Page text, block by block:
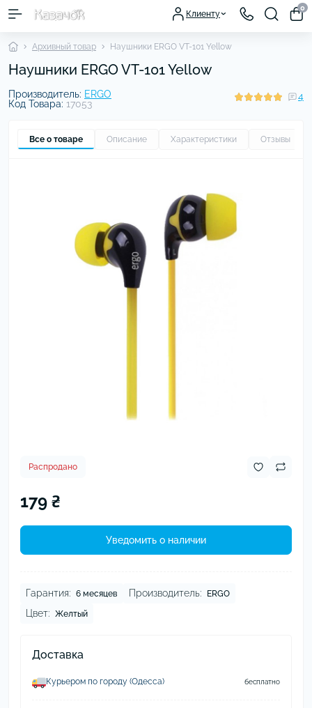
Клиенту
0
Архивный товар Наушники ERGO VT-101 Yellow
Наушники ERGO VT-101 Yellow
Производитель: ERGO
Код Товара: 17053
4
Все о товаре Описание Характеристики Отзывы
Распродано
179 ₴
Уведомить о наличии
Гарантия: 6 месяцев Производитель: ERGO
Цвет: Желтый
Доставка
Курьером по городу (Одесса) бесплатно